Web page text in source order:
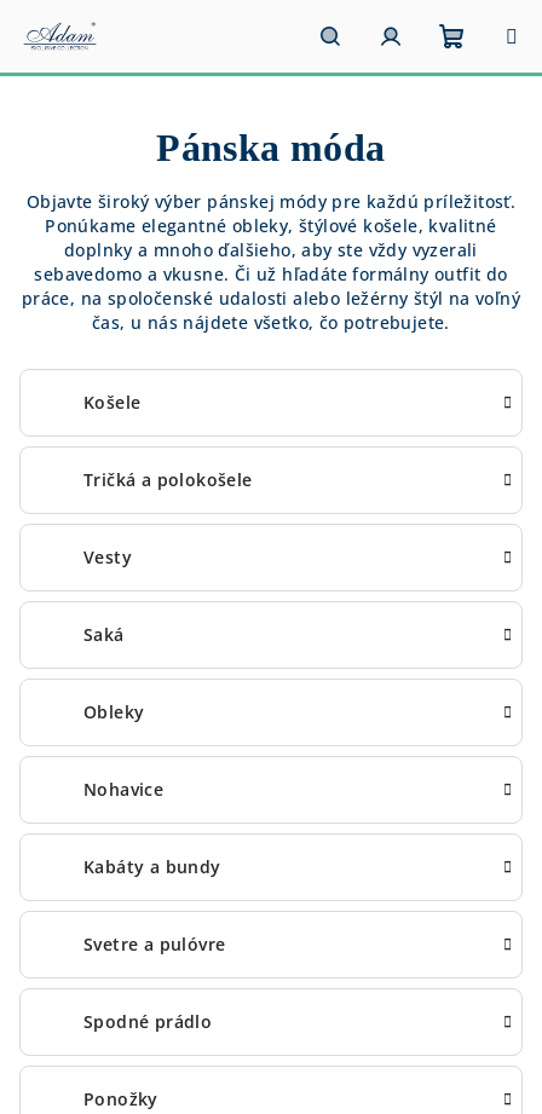
obsah
HľadaťPrihlásenie
Pánska móda
Objavte široký výber pánskej módy pre každú príležitosť.
Ponúkame elegantné obleky, štýlové košele, kvalitné
doplnky a mnoho ďalšieho, aby ste vždy vyzerali
sebavedomo a vkusne. Či už hľadáte formálny outfit do
práce, na spoločenské udalosti alebo ležérny štýl na voľný
čas, u nás nájdete všetko, čo potrebujete.
Košele
Tričká a polokošele
Vesty
Saká
Obleky
Nohavice
Kabáty a bundy
Svetre a pulóvre
Spodné prádlo
Ponožky